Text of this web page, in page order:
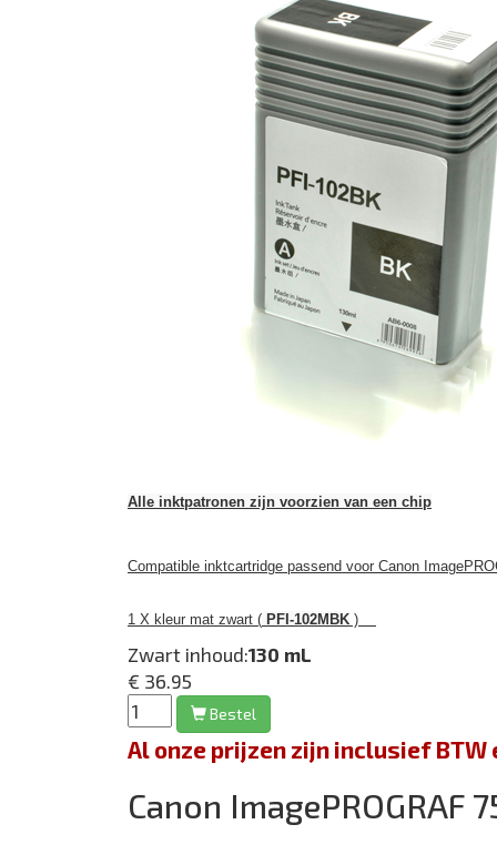
Alle inktpatronen zijn voorzien van een chip
Compatible inktcartridge passend voor Canon
1 X kleur mat zwart ( PFI-102MBK )
Zwart inhoud:130 mL
€ 36.95
Bestel
Al onze prijzen zijn inclusief
Canon ImagePROGRAF